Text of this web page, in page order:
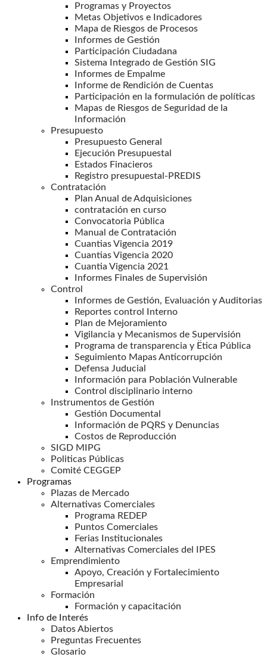
Programas y Proyectos
Metas Objetivos e Indicadores
Mapa de Riesgos de Procesos
Informes de Gestión
Participación Ciudadana
Sistema Integrado de Gestión SIG
Informes de Empalme
Informe de Rendición de Cuentas
Participación en la formulación de políticas
Mapas de Riesgos de Seguridad de la
Información
Presupuesto
Presupuesto General
Ejecución Presupuestal
Estados Finacieros
Registro presupuestal-PREDIS
Contratación
Plan Anual de Adquisiciones
contratación en curso
Convocatoria Pública
Manual de Contratación
Cuantias Vigencia 2019
Cuantias Vigencia 2020
Cuantia Vigencia 2021
Informes Finales de Supervisión
Control
Informes de Gestión, Evaluación y Auditorias
Reportes control Interno
Plan de Mejoramiento
Vigilancia y Mecanismos de Supervisión
Programa de transparencia y Ëtica Pública
Seguimiento Mapas Anticorrupción
Defensa Juducial
Información para Población Vulnerable
Control disciplinario interno
Instrumentos de Gestión
Gestión Documental
Información de PQRS y Denuncias
Costos de Reproducción
SIGD MIPG
Politicas Públicas
Comité CEGGEP
Programas
Plazas de Mercado
Alternativas Comerciales
Programa REDEP
Puntos Comerciales
Ferias Institucionales
Alternativas Comerciales del IPES
Emprendimiento
Apoyo, Creación y Fortalecimiento
Empresarial
Formación
Formación y capacitación
Info de Interés
Datos Abiertos
Preguntas Frecuentes
Glosario